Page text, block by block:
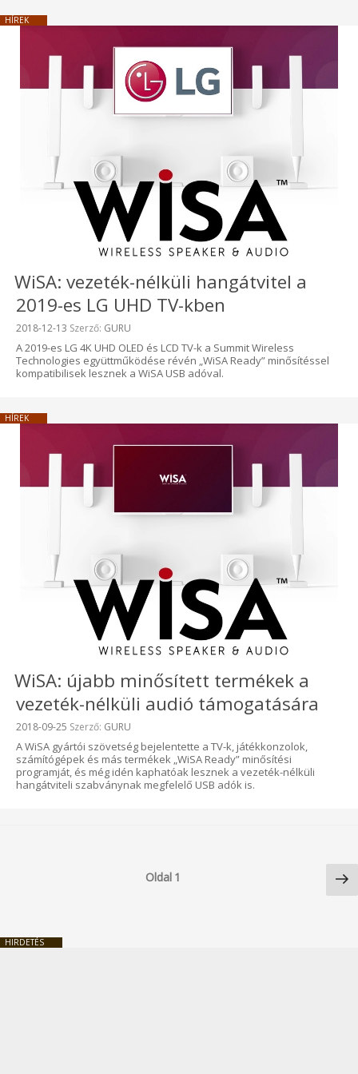
HÍREK
WiSA: vezeték-nélküli hangátvitel a
2019-es LG UHD TV-kben
Beküldve:
2018-12-13 Szerző: GURU
A 2019-es LG 4K UHD OLED és LCD TV-k a Summit Wireless
Technologies együttműködése révén „WiSA Ready” minősítéssel
kompatibilisek lesznek a WiSA USB adóval.
HÍREK
WiSA: újabb minősített termékek a
vezeték-nélküli audió támogatására
Beküldve:
2018-09-25 Szerző: GURU
A WiSA gyártói szövetség bejelentette a TV-k, játékkonzolok,
számítógépek és más termékek „WiSA Ready” minősítési
programját, és még idén kaphatóak lesznek a vezeték-nélküli
hangátviteli szabványnak megfelelő USB adók is.
Oldal 1
HIRDETÉS